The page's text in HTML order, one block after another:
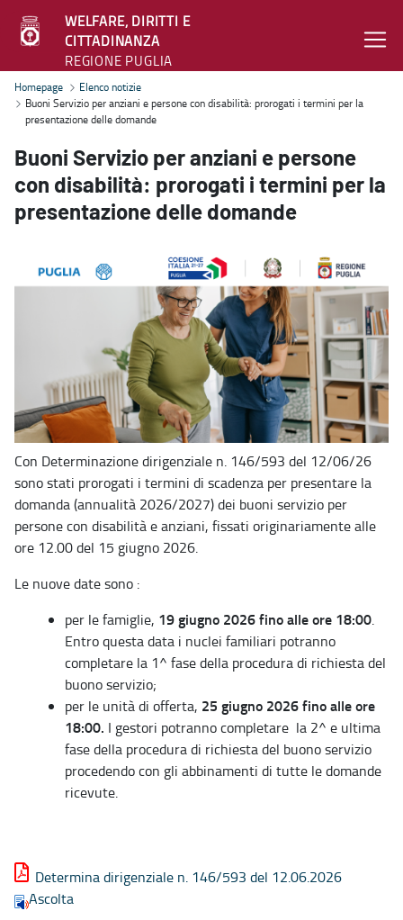
WELFARE, DIRITTI E
CITTADINANZA
REGIONE PUGLIA
Buoni Servizio per anziani e persone con disabilità: prorogati i
Homepage
Elenco notizie
Buoni Servizio per anziani e persone con disabilità: prorogati i termini per la
presentazione delle domande
Buoni Servizio per anziani e persone
con disabilità: prorogati i termini per la
presentazione delle domande
Con Determinazione dirigenziale n. 146/593 del 12/06/26
sono stati prorogati i termini di scadenza per presentare la
domanda (annualità 2026/2027) dei buoni servizio per
persone con disabilità e anziani, fissati originariamente alle
ore 12.00 del 15 giugno 2026.
Le nuove date sono :
per le famiglie, 19 giugno 2026 fino alle ore 18:00.
Entro questa data i nuclei familiari potranno
completare la 1^ fase della procedura di richiesta del
buono servizio;
per le unità di offerta, 25 giugno 2026 fino alle ore
18:00. I gestori potranno completare la 2^ e ultima
fase della procedura di richiesta del buono servizio
procedendo con gli abbinamenti di tutte le domande
ricevute.
Determina dirigenziale n. 146/593 del 12.06.2026
Ascolta